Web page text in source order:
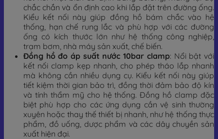
chắc chắn và ổn định cao khi lắp đặt trên đường ống.
Kiểu kết nối này giúp đồng hồ bám chắc vào hệ
thống, hạn chế rung lắc và phù hợp với các đường
ống có kích thước lớn như hệ thống công nghiệp,
trạm bơm, nhà máy sản xuất, chế biến.
Đồng hồ đo áp suất nước 10bar clamp: Nổi bật với
kết nối clamp kẹp nhanh, cho phép tháo lắp nhanh
mà không cần nhiều dụng cụ. Kiểu kết nối này giúp
tiết kiệm thời gian bảo trì, đồng thời đảm bảo độ kín
và tính thẩm mỹ cho hệ thống. Đồng hồ clamp đặc
biệt phù hợp cho các ứng dụng cần vệ sinh thường
xuyên hoặc thay thế thiết bị nhanh, như hệ thống thực
phẩm, đồ uống, dược phẩm và các dây chuyền sản
xuất hiện đại.